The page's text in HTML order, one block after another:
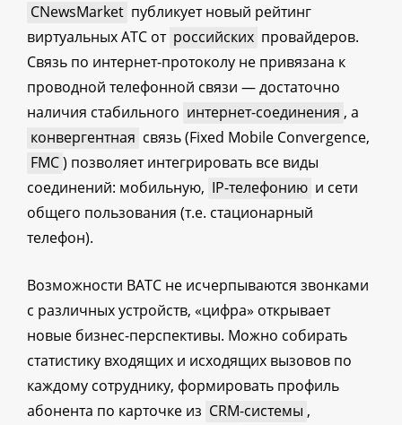
CNewsMarket публикует новый рейтинг
виртуальных АТС от российских провайдеров.
Связь по интернет-протоколу не привязана к
проводной телефонной связи — достаточно
наличия стабильного интернет-соединения , а
конвергентная связь (Fixed Mobile Convergence,
FMC) позволяет интегрировать все виды
соединений: мобильную, IP-телефонию и сети
общего пользования (т.е. стационарный
телефон).
Возможности ВАТС не исчерпываются звонками
с различных устройств, «цифра» открывает
новые бизнес-перспективы. Можно собирать
статистику входящих и исходящих вызовов по
каждому сотруднику, формировать профиль
абонента по карточке из CRM-системы ,